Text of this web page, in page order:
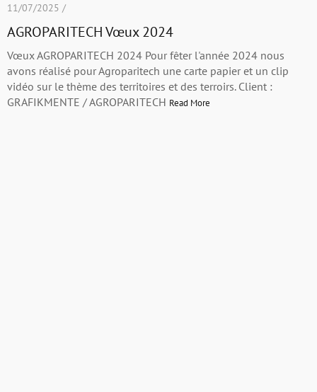
11/07/2025 /
AGROPARITECH Vœux 2024
Vœux AGROPARITECH 2024 Pour fêter l'année 2024 nous
avons réalisé pour Agroparitech une carte papier et un clip
vidéo sur le thème des territoires et des terroirs. Client :
GRAFIKMENTE / AGROPARITECH Read More